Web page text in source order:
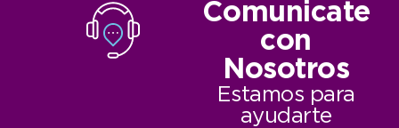
Comunicate
con
Nosotros
Estamos para
ayudarte